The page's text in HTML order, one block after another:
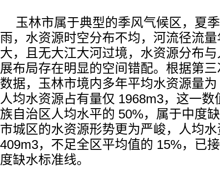
玉林市属于典型的季风气候区，夏
雨，水资源时空分布不均，河流径流
大，且无大江大河过境，水资源分布
展布局存在明显的空间错配。根据第
数据，玉林市境内多年平均水资源量
人均水资源占有量仅 1968m3，这一
族自治区人均水平的 50%，属于中度
市城区的水资源形势更为严峻，人均
409m3，不足全区平均值的 15%，已
度缺水标准线。